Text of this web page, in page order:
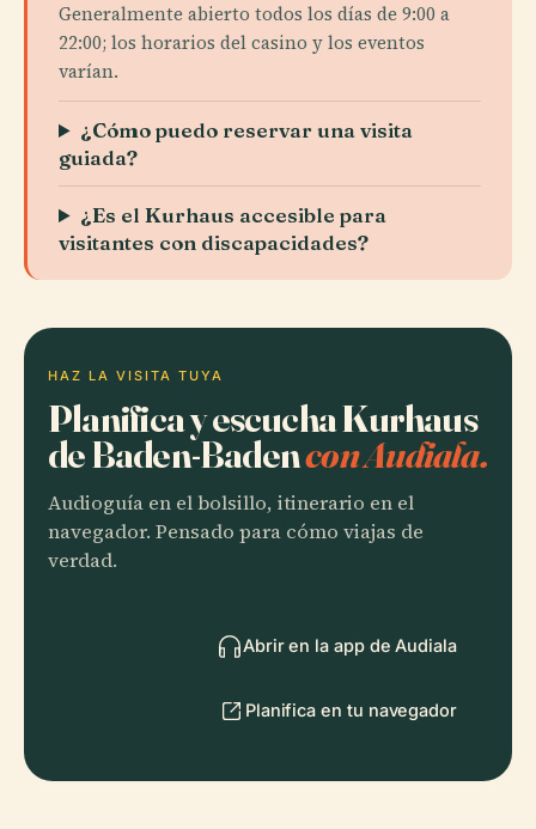
Generalmente abierto todos los días de 9:00 a
22:00; los horarios del casino y los eventos
varían.
¿Cómo puedo reservar una visita
guiada?
¿Es el Kurhaus accesible para
visitantes con discapacidades?
HAZ LA VISITA TUYA
Planifica y escucha Kurhaus
de Baden-Badencon Audiala.
Audioguía en el bolsillo, itinerario en el
navegador. Pensado para cómo viajas de
verdad.
Abrir en la app de Audiala
Planifica en tu navegador